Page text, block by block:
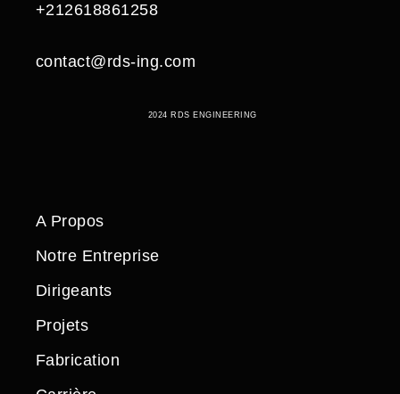
+212618861258
contact@rds-ing.com
2024 RDS ENGINEERING
A Propos
Notre Entreprise
Dirigeants
Projets
Fabrication